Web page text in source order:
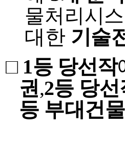
물처리시
대한 기술
□ 1등 당선작
권 ,2등 당선
등 부대건물